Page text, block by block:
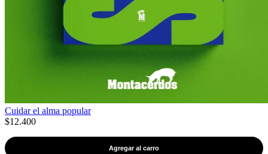
Cuidar el alma popular
$12.400
Agregar al carro